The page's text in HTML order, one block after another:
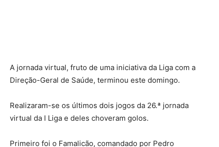
A jornada virtual, fruto de uma iniciativa da Liga com a
Direção-Geral de Saúde, terminou este domingo.
Realizaram-se os últimos dois jogos da 26.ª jornada
virtual da I Liga e deles choveram golos.
Primeiro foi o Famalicão, comandado por Pedro